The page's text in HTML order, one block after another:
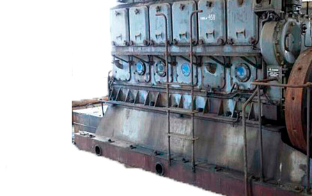
+7 (913) 672-49-54